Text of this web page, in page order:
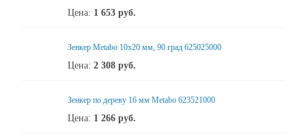
Цена: 1 653 руб.
Зенкер Metabo 10x20 мм, 90 град 625025000
Цена: 2 308 руб.
Зенкер по дереву 16 мм Metabo 623521000
Цена: 1 266 руб.